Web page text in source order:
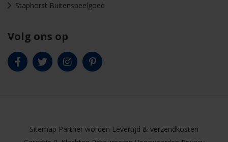
Staphorst Buitenspeelgoed
Volg ons op
Sitemap Partner worden Levertijd & verzendkosten